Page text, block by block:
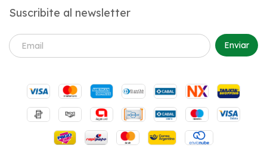
Suscribite al newsletter